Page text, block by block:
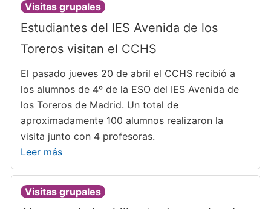
Visitas grupales
Estudiantes del IES Avenida de los
Toreros visitan el CCHS
El pasado jueves 20 de abril el CCHS recibió a
los alumnos de 4º de la ESO del IES Avenida de
los Toreros de Madrid. Un total de
aproximadamente 100 alumnos realizaron la
visita junto con 4 profesoras.
Leer más
Visitas grupales